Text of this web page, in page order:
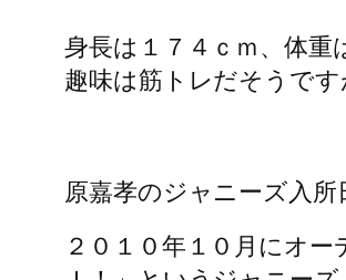
4.2.噂はデマの可能
4.3.原嘉孝の好きな
原嘉孝の経歴や
原嘉孝（はらよしたか